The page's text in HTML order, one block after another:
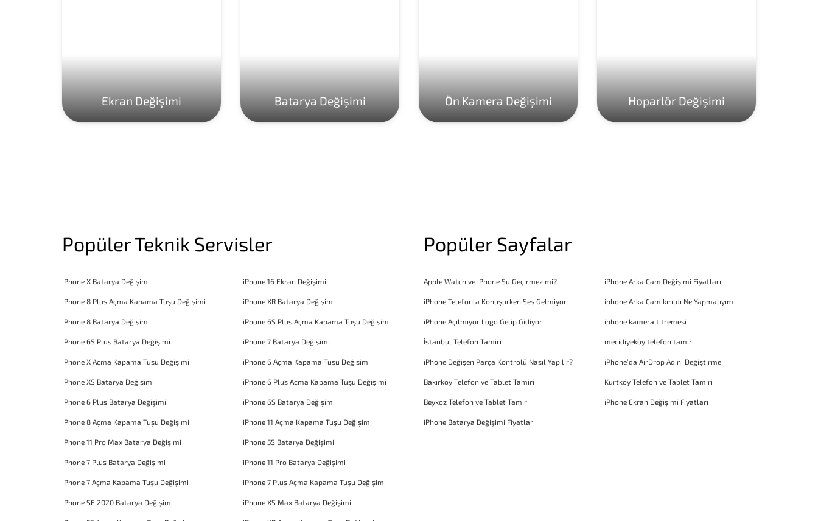
Ekran Değişimi Batarya Değişimi Ön Kamera Değişimi Hoparlör Değişimi
Popüler Teknik Servisler
iPhone X Batarya Değişimi iPhone 16 Ekran Değişimi
iPhone 8 Plus Açma Kapama Tuşu Değişimi iPhone XR Batarya Değişimi
iPhone 8 Batarya Değişimi iPhone 6S Plus Açma Kapama Tuşu Değişimi
iPhone 6S Plus Batarya Değişimi iPhone 7 Batarya Değişimi
iPhone X Açma Kapama Tuşu Değişimi iPhone 6 Açma Kapama Tuşu Değişimi
iPhone XS Batarya Değişimi iPhone 6 Plus Açma Kapama Tuşu Değişimi
iPhone 6 Plus Batarya Değişimi iPhone 6S Batarya Değişimi
iPhone 8 Açma Kapama Tuşu Değişimi iPhone 11 Açma Kapama Tuşu Değişimi
iPhone 11 Pro Max Batarya Değişimi iPhone 5S Batarya Değişimi
iPhone 7 Plus Batarya Değişimi iPhone 11 Pro Batarya Değişimi
iPhone 7 Açma Kapama Tuşu Değişimi iPhone 7 Plus Açma Kapama Tuşu Değişimi
iPhone SE 2020 Batarya Değişimi iPhone XS Max Batarya Değişimi
Popüler Sayfalar
Apple Watch ve iPhone Su Geçirmez mi? iPhone Arka Cam Değişimi Fiyatları
iPhone Telefonla Konuşurken Ses Gelmiyor iphone Arka Cam kırıldı Ne Yapmalıyım
iPhone Açılmıyor Logo Gelip Gidiyor iphone kamera titremesi
İstanbul Telefon Tamiri mecidiyeköy telefon tamiri
iPhone Değişen Parça Kontrolü Nasıl Yapılır? iPhone’da AirDrop Adını Değiştirme
Bakırköy Telefon ve Tablet Tamiri Kurtköy Telefon ve Tablet Tamiri
Beykoz Telefon ve Tablet Tamiri iPhone Ekran Değişimi Fiyatları
iPhone Batarya Değişimi Fiyatları